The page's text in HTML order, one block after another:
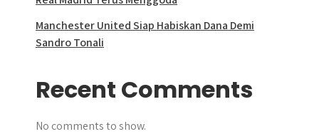
Manchester United Siap Habiskan Dana Demi
Sandro Tonali
Recent Comments
No comments to show.